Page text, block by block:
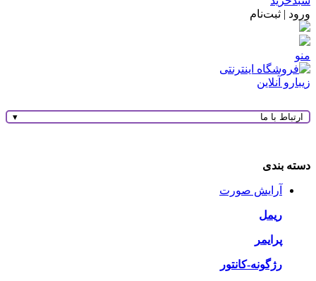
ورود | ثبت‌نام
منو
ارتباط با ما ▾
دسته بندی
آرایش صورت
ریمل
پرایمر
رژگونه-کانتور